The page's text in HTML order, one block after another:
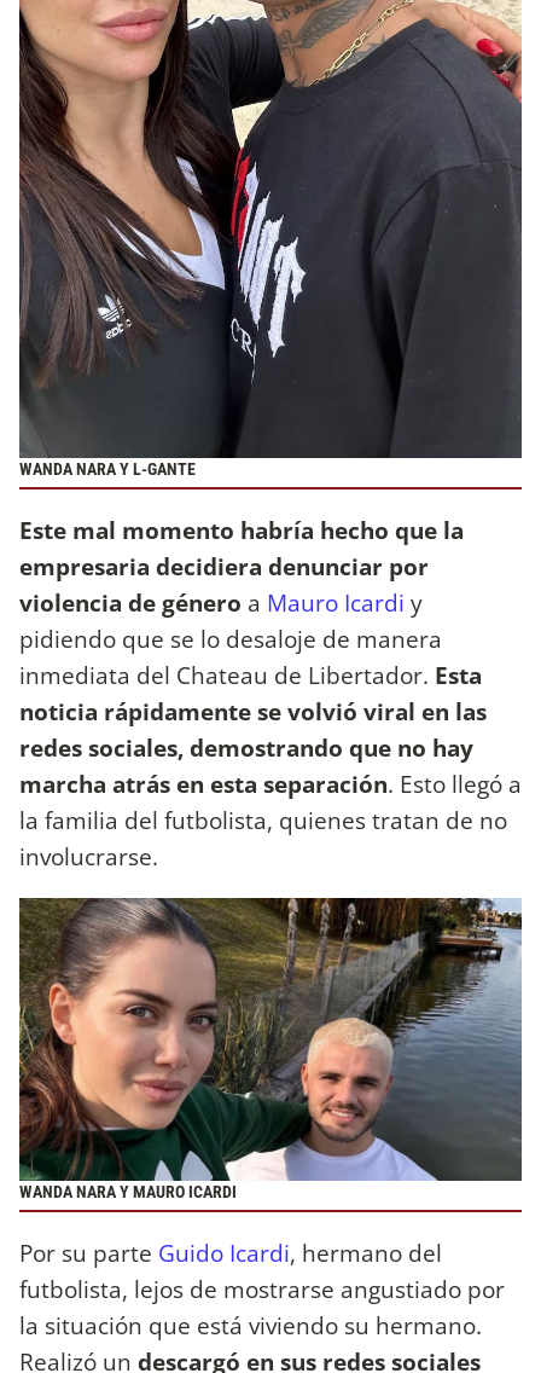
WANDA NARA Y L-GANTE
Este mal momento habría hecho que la
empresaria decidiera denunciar por
violencia de género a Mauro Icardi y
pidiendo que se lo desaloje de manera
inmediata del Chateau de Libertador. Esta
noticia rápidamente se volvió viral en las
redes sociales, demostrando que no hay
marcha atrás en esta separación. Esto llegó a
la familia del futbolista, quienes tratan de no
involucrarse.
WANDA NARA Y MAURO ICARDI
Por su parte Guido Icardi, hermano del
futbolista, lejos de mostrarse angustiado por
la situación que está viviendo su hermano.
Realizó un descargó en sus redes sociales